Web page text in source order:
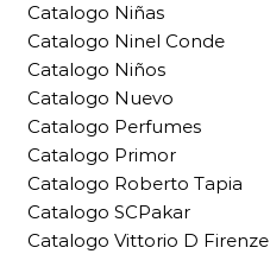
Catalogo Niñas
Catalogo Ninel Conde
Catalogo Niños
Catalogo Nuevo
Catalogo Perfumes
Catalogo Primor
Catalogo Roberto Tapia
Catalogo SCPakar
Catalogo Vittorio D Firenze